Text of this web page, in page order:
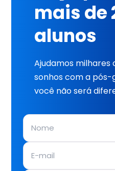
mais de
alunos
Ajudamos milhares
sonhos com a
você não será